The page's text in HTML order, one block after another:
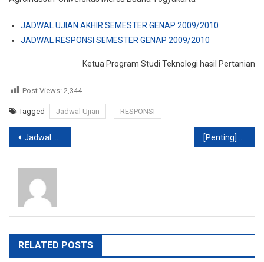
Prodi
THP
JADWAL UJIAN AKHIR SEMESTER GENAP 2009/2010
JADWAL RESPONSI SEMESTER GENAP 2009/2010
Ketua Program Studi Teknologi hasil Pertanian
Post Views: 2,344
Tagged Jadwal Ujian RESPONSI
Post
navigation
Jadwal Ujian Akhir Semester (UAS) Fak. Psikologi UMB Yogya
RELATED POSTS